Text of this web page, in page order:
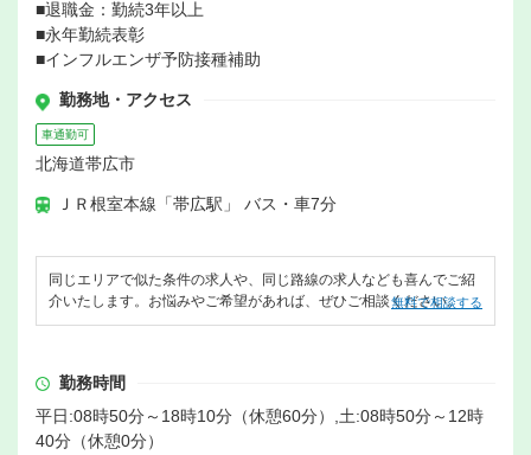
■退職金：勤続3年以上
■永年勤続表彰
■インフルエンザ予防接種補助
勤務地・アクセス
車通勤可
北海道帯広市
ＪＲ根室本線「帯広駅」 バス・車7分
同じエリアで似た条件の求人や、同じ路線の求人なども喜んでご紹
介いたします。お悩みやご希望があれば、ぜひご相談ください。
無料で相談する
勤務時間
平日:08時50分～18時10分（休憩60分）,土:08時50分～12時
40分（休憩0分）